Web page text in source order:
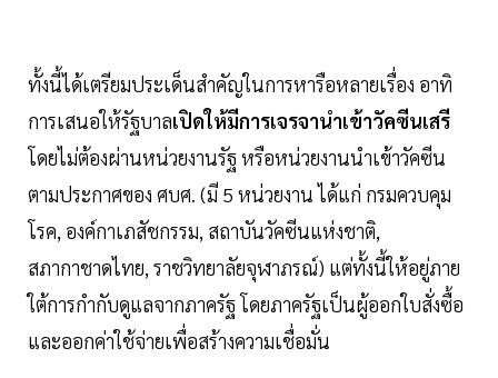
ทั้งนี้ได้เตรียมประเด็นสำคัญในการหารือหลายเรื่อง อาทิ
การเสนอให้รัฐบาลเปิดให้มีการเจรจานำเข้าวัคซีนเสรี
โดยไม่ต้องผ่านหน่วยงานรัฐ หรือหน่วยงานนำเข้าวัคซีน
ตามประกาศของ ศบศ. (มี 5 หน่วยงาน ได้แก่ กรมควบคุม
โรค, องค์กาเภสัชกรรม, สถาบันวัคซีนแห่งชาติ,
สภากาชาดไทย, ราชวิทยาลัยจุฬาภรณ์) แต่ทั้งนี้ให้อยู่ภาย
ใต้การกำกับดูแลจากภาครัฐ โดยภาครัฐเป็นผู้ออกใบสั่งซื้อ
และออกค่าใช้จ่ายเพื่อสร้างความเชื่อมั่น